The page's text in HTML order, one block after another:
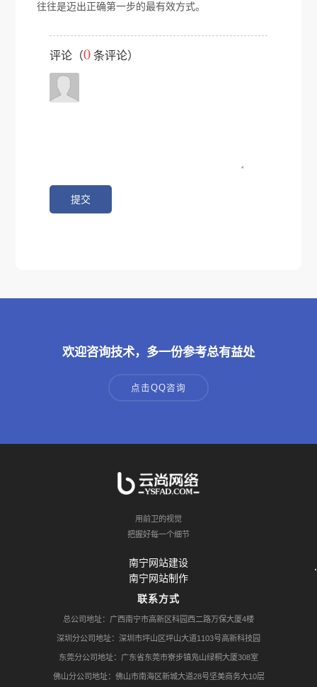
往往是迈出正确第一步的最有效方式。
评论（0条评论）
欢迎咨询技术，多一份参考总有益处
点击QQ咨询
用前卫的视觉
把握好每一个细节
南宁网站建设
南宁网站制作
联系方式
总公司地址：广西南宁市高新区科园西二路万保大厦4楼
深圳分公司地址：深圳市坪山区坪山大道1103号高新科技园
东莞分公司地址：广东省东莞市寮步镇凫山绿桐大厦308室
佛山分公司地址：佛山市南海区新城大道28号坚美商务大10层